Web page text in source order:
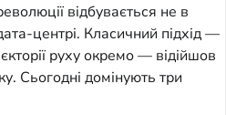
відбувається не в
центрі. Класичний підхід —
руху окремо — відійшов
Сьогодні домінують три